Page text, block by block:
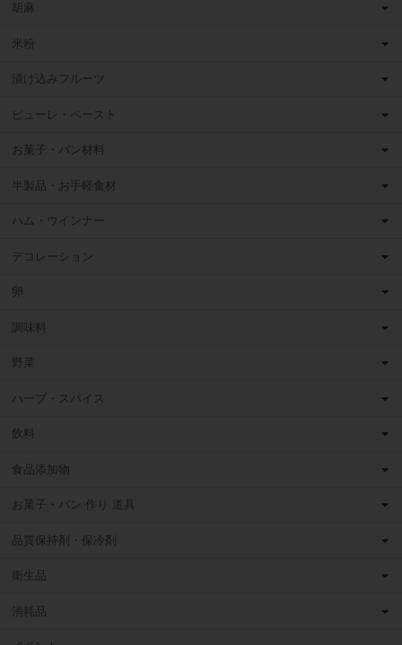
胡麻
米粉
漬け込みフルーツ
ピューレ・ペースト
お菓子・パン材料
半製品・お手軽食材
ハム・ウインナー
デコレーション
卵
調味料
野菜
ハーブ・スパイス
飲料
食品添加物
お菓子・パン 作り 道具
品質保持剤・保冷剤
衛生品
消耗品